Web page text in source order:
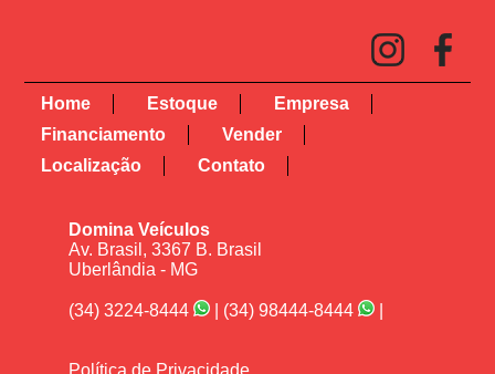
Home Estoque
Empresa
Financiamento
Vender
Localização
Contato
Domina Veículos
Av. Brasil, 3367 B. Brasil
Uberlândia - MG
(34) 3224-8444 (34) 98444-8444
Política de Privacidade